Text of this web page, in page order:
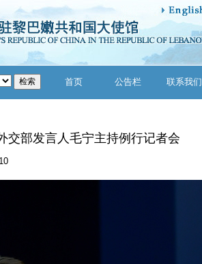
首页 公告栏 联系我们
交部发言人毛宁主持例行记者会